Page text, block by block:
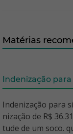
Matérias
Indenização
Indenização para
nização de R$
tude de um soco.